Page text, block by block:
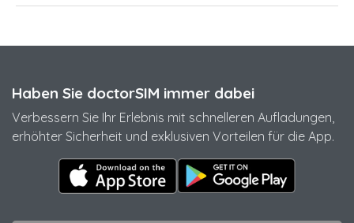
Haben Sie doctorSIM immer dabei
Verbessern Sie Ihr Erlebnis mit schnelleren Aufladungen,
erhöhter Sicherheit und exklusiven Vorteilen für die App.